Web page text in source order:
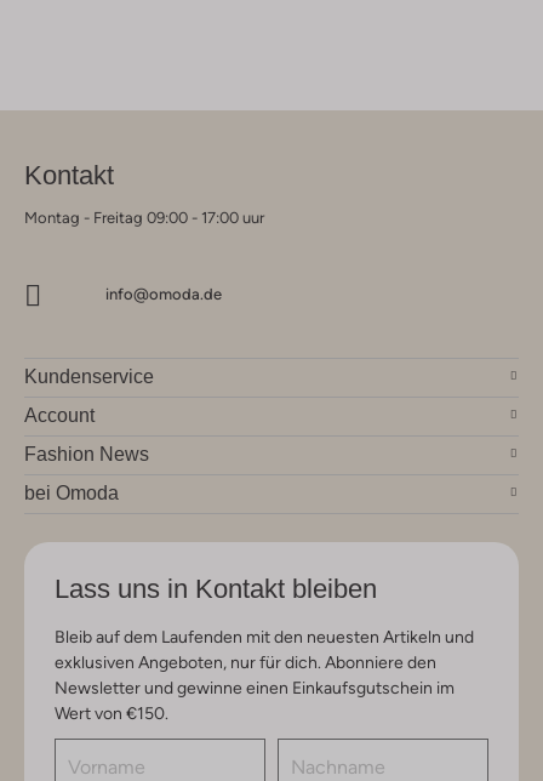
Kontakt
Montag - Freitag 09:00 - 17:00 uur
info@omoda.de
Kundenservice
Account
Fashion News
bei Omoda
Lass uns in Kontakt bleiben
Bleib auf dem Laufenden mit den neuesten Artikeln und
exklusiven Angeboten, nur für dich. Abonniere den
Newsletter und gewinne einen Einkaufsgutschein im
Wert von €150.